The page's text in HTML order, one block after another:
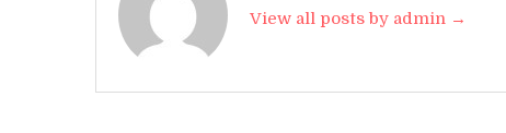
View all posts by admin →